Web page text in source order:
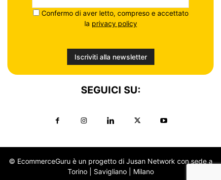
Confermo di aver letto, compreso e accettato
la privacy policy
SEGUICI SU:
© EcommerceGuru è un progetto di Jusan Network con sede a
Torino | Savigliano | Milano